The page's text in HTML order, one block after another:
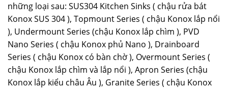
những loại sau: SUS304 Kitchen Sinks ( chậu rửa bát
Konox SUS 304 ), Topmount Series ( chậu Konox lắp nổi
), Undermount Series (chậu Konox lắp chìm ), PVD
Nano Series ( chậu Konox phủ Nano ), Drainboard
Series ( chậu Konox có bàn chờ ), Overmount Series (
chậu Konox lắp chìm và lắp nổi ), Apron Series (chậu
Konox lắp kiểu châu Âu ), Granite Series ( chậu Konox